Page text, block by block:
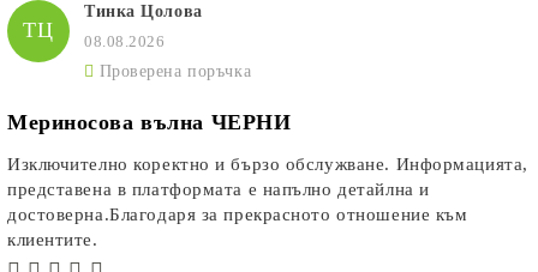
ТЦ
Тинка Цолова
08.08.2026
Проверена поръчка
Мериносова вълна ЧЕРНИ
Изключително коректно и бързо обслужване. Информацията,
представена в платформата е напълно детайлна и
достоверна.Благодаря за прекрасното отношение към
клиентите.